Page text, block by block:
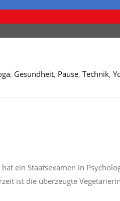
, Gesundheit, Pause, Technik,
ein Staatsexamen in
ist die überzeugte